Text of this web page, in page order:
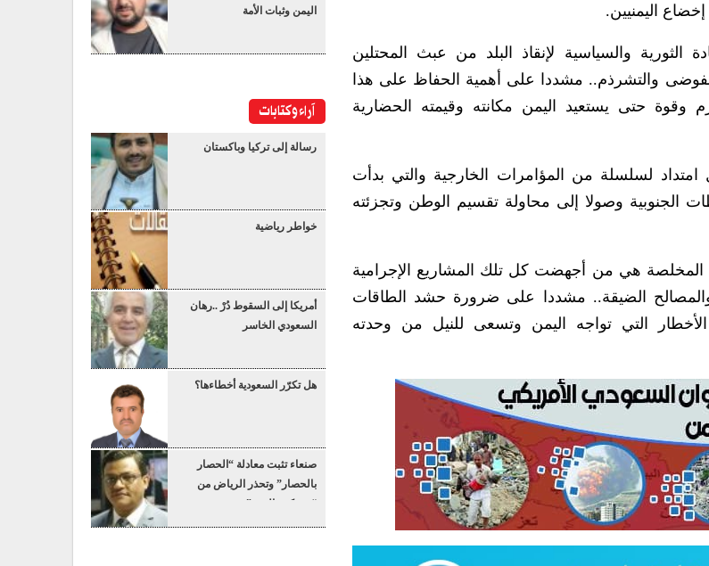
اليمنيين.
والسياسية لإنقاذ البلد من عبث المحتلين
والتشرذم.. مشددا على أهمية الحفاظ على هذا
وقوة حتى يستعيد اليمن مكانته وقيمته الحضارية
لسلسلة من المؤامرات الخارجية والتي بدأت
الجنوبية وصولا إلى محاولة تقسيم الوطن وتجزئته
المخلصة هي من أجهضت كل تلك المشاريع الإجرامية
الضيقة.. مشددا على ضرورة حشد الطاقات
التي تواجه اليمن وتسعى للنيل من وحدته
اليمن وثبات الأمة
آراء وكتابات
رسالة إلى تركيا وباكستان
خواطر رياضية
أمريكا إلى السقوط دُرْ ..رهان
السعودي الخاسر
هل تكرّر السعودية أخطاءها؟
صنعاء تثبت معادلة “الحصار
بالحصار” وتحذر الرياض من
“عسكرة البحر”